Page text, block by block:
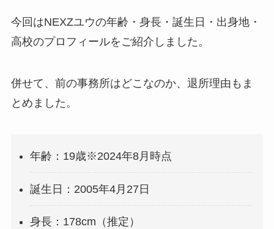
今回はNEXZユウの年齢・身長・誕生日・出身地・
高校のプロフィールをご紹介しました。
併せて、前の事務所はどこなのか、退所理由もま
とめました。
年齢：19歳※2024年8月時点
誕生日：2005年4月27日
身長：178cm（推定）